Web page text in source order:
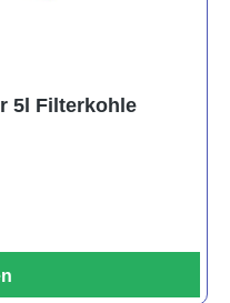
5l Filterkohle